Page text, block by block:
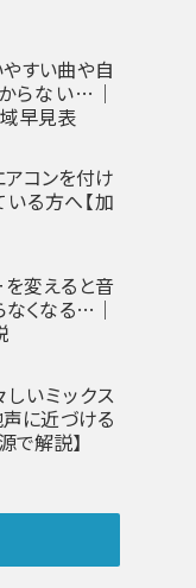
すい曲や自
らない…｜
早見表
コンを付け
る方へ【加
変えると音
くなる…｜
いミックス
に近づける
で解説】